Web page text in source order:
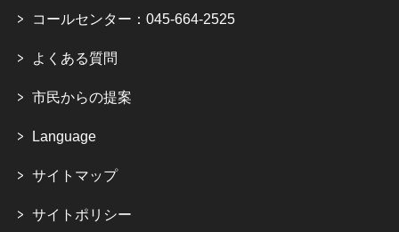
コールセンター：045-664-2525
よくある質問
市民からの提案
Language
サイトマップ
サイトポリシー